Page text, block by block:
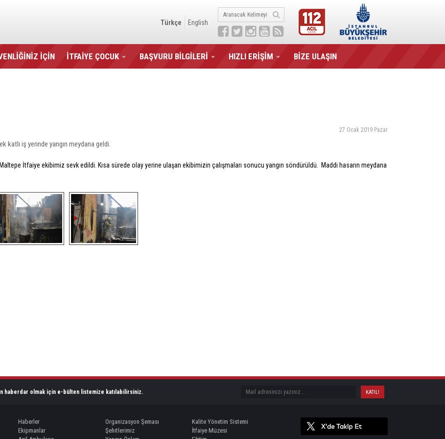
Türkçe English
İÇİN İTFAİYE ÇOCUK BAŞVURU BİLGİLERİ HIZLI ERİŞİM BİZE ULAŞIN
27 Ocak 2019 Pazar
katlı iş yerinde yangın meydana geldi.
İtfaiye ekibimiz sevk edildi. Kısa sürede olay yerine ulaşan ekibimizin çalışmaları sonucu yangın söndürüldü. Maddi hasarın meydana
haberdar olmak için e-bülten listemize katılabilirsiniz.
Haberler Organizasyon Şeması
Kalite Yönetim Sistemi
Ekipmanlar Şehitlerimiz
İtfaiye Müzesi